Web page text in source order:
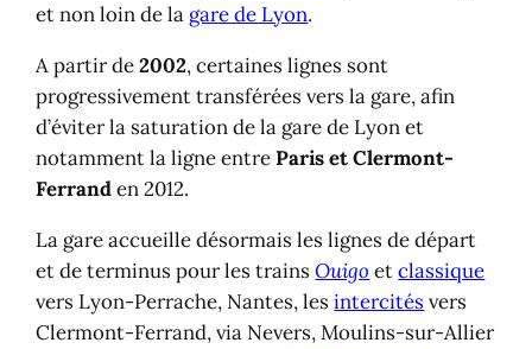
et non loin de la gare de Lyon.
A partir de2002, certaines lignes sont
progressivement transférées vers la gare, afin
d’éviter la saturation de la gare de Lyon et
notamment la ligne entreParis et Clermont-
Ferranden 2012.
La gare accueille désormais les lignes de départ
et de terminus pour les trainsOuigo etclassique
vers Lyon-Perrache, Nantes, lesintercités vers
Clermont-Ferrand, via Nevers, Moulins-sur-Allier